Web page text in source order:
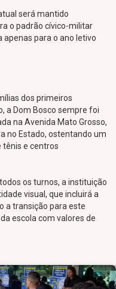
será mantido
o padrão cívico-militar
para o ano letivo
dos primeiros
a Dom Bosco sempre foi
na Avenida Mato Grosso,
no Estado, ostentando um
tênis e centros
os turnos, a instituição
visual, que incluirá a
a transição para este
escola com valores de